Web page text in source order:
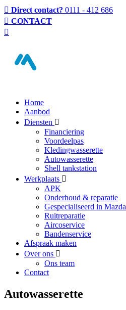
Direct contact? 0111 - 412 686
CONTACT
Home
Aanbod
Diensten
Financiering
Voordeelpas
Kledingwasserette
Autowasserette
Shell tankstation
Werkplaats
APK
Onderhoud & reparatie
Gespecialiseerd in Mazda
Ruitreparatie
Aircoservice
Bandenservice
Afspraak maken
Over ons
Ons team
Contact
Autowasserette